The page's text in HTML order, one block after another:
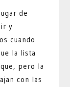
de
y
cuando
la lista
pero la
con las